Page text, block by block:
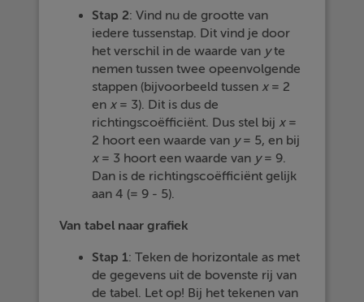
Stap 2: Vind nu de grootte van
iedere tussenstap. Dit vind je door
het verschil in de waarde van yte
nemen tussen twee opeenvolgende
stappen (bijvoorbeeld tussen x= 2
en x= 3). Dit is dus de
richtingscoëfficiënt. Dus stel bij x=
2 hoort een waarde van y= 5, en bij
x= 3 hoort een waarde van y= 9.
Dan is de richtingscoëfficiënt gelijk
aan 4 (= 9 - 5).
Van tabel naar grafiek
Stap 1: Teken de horizontale as met
de gegevens uit de bovenste rij van
de tabel. Let op! Bij het tekenen van